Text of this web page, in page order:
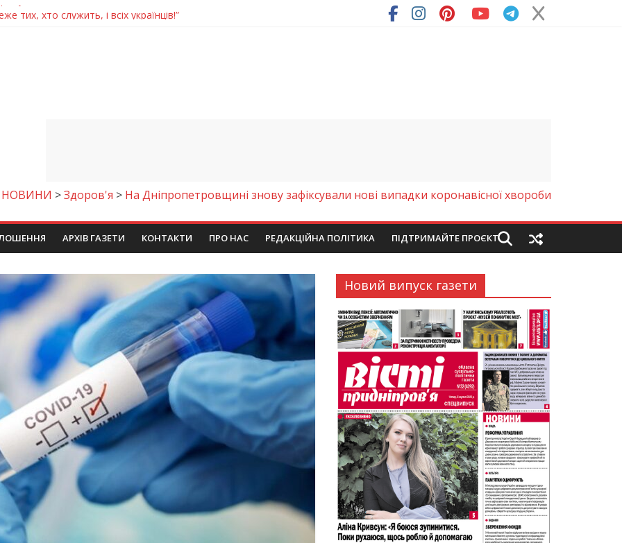
тих, хто служить, і всіх українців!”
престижному всеукраїнському конкурсі
проєктів та ініціатив України
шанс на власне житло
НОВИНИ >Здоров'я > На Дніпропетровщині знову зафіксували нові випадки коронавісної хвороби
АРХІВ ГАЗЕТИ КОНТАКТИ ПРО НАС РЕДАКЦІЙНА ПОЛІТИКА ПІДТРИМАЙТЕ ПРОЄКТ
Новий випуск газети